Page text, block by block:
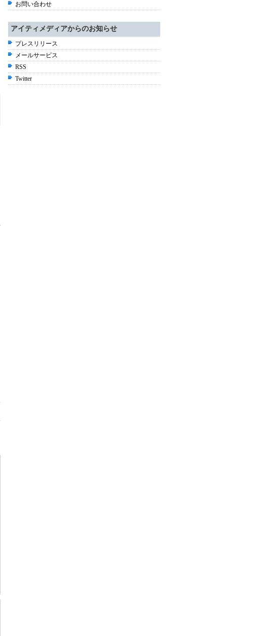
お問い合わせ
アイティメディアからのお知らせ
プレスリリース
メールサービス
RSS
Twitter